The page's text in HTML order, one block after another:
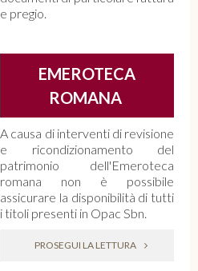
e pregio.
EMEROTECA
ROMANA
A causa di interventi di revisione
e ricondizionamento del
patrimonio dell'Emeroteca
romana non è possibile
assicurare la disponibilità di tutti
i titoli presenti in Opac Sbn.
PROSEGUI LA LETTURA